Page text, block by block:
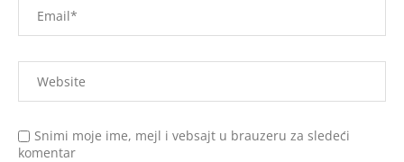
Snimi moje ime, mejl i vebsajt u brauzeru za sledeći
komentar